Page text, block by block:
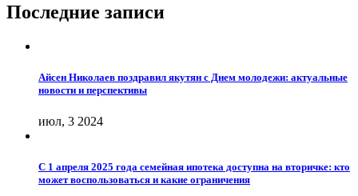
Последние записи
Айсен Николаев поздравил якутян с Днем молодежи: актуальные
новости и перспективы
июл, 3 2024
С 1 апреля 2025 года семейная ипотека доступна на вторичке: кто
может воспользоваться и какие ограничения